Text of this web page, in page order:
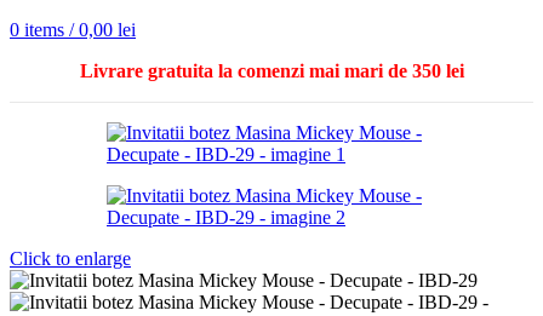
0 items / 0,00 lei
Livrare gratuita la comenzi mai mari de 350 lei
Click to enlarge